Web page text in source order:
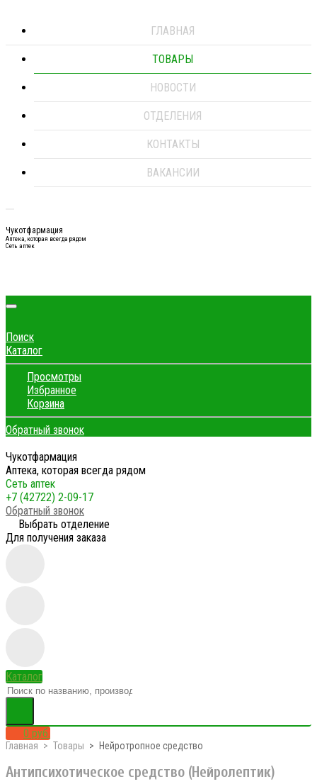
ГЛАВНАЯ
ТОВАРЫ
НОВОСТИ
ОТДЕЛЕНИЯ
КОНТАКТЫ
ВАКАНСИИ
Чукотфармация
Аптека, которая всегда рядом
Сеть аптек
Поиск
Каталог
Просмотры
Избранное
Корзина
Обратный звонок
Чукотфармация
Аптека, которая всегда рядом
Сеть аптек
+7 (42722) 2-09-17
Обратный звонок
Выбрать отделение
Для получения заказа
Каталог
0 руб.
Главная Товары Нейротропное средство
Антипсихотическое средство (Нейролептик)